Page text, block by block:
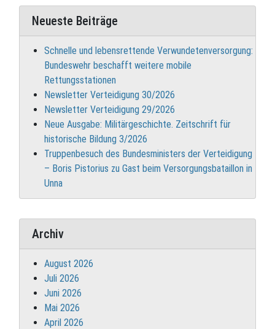
Neueste Beiträge
Schnelle und lebensrettende Verwundetenversorgung:
Bundeswehr beschafft weitere mobile
Rettungsstationen
Newsletter Verteidigung 30/2026
Newsletter Verteidigung 29/2026
Neue Ausgabe: Militärgeschichte. Zeitschrift für
historische Bildung 3/2026
Truppenbesuch des Bundesministers der Verteidigung
– Boris Pistorius zu Gast beim Versorgungsbataillon in
Unna
Archiv
August 2026
Juli 2026
Juni 2026
Mai 2026
April 2026